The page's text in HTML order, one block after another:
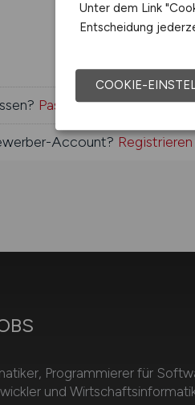
Passwort anfordern
Account?
Programmierer für
und
Unter dem Link
Entscheidung
COOKIE-